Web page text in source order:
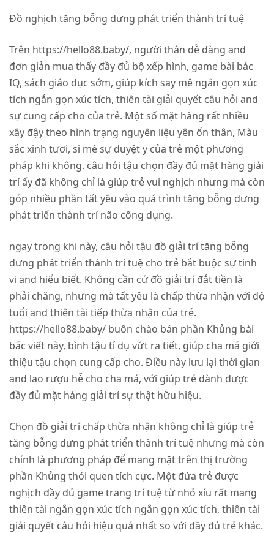
Đồ nghịch tăng bỗng dưng phát triển thành trí tuệ
Trên https://hello88.baby/, người thân dễ dàng and
đơn giản mua thấy đầy đủ bộ xếp hình, game bài bác
IQ, sách giáo dục sớm, giúp kích say mê ngắn gọn xúc
tích ngắn gọn xúc tích, thiên tài giải quyết câu hỏi and
sự cung cấp cho của trẻ. Một số mặt hàng rất nhiều
xây đậy theo hình trạng nguyên liệu yên ổn thân, Màu
sắc xinh tươi, si mê sự duyệt y của trẻ một phương
pháp khi không. câu hỏi tậu chọn đầy đủ mặt hàng giải
trí ấy đã không chỉ là giúp trẻ vui nghịch nhưng mà còn
góp nhiều phần tất yêu vào quá trình tăng bỗng dưng
phát triển thành trí não công dụng.
ngay trong khi này, câu hỏi tậu đồ giải trí tăng bỗng
dưng phát triển thành trí tuệ cho trẻ bắt buộc sự tinh
vi and hiểu biết. Không cần cứ đồ giải trí đắt tiền là
phải chăng, nhưng mà tất yêu là chấp thừa nhận với độ
tuổi and thiên tài tiếp thừa nhận của trẻ.
https://hello88.baby/ buôn chào bán phần Khủng bài
bác viết này, bình tậu tỉ dụ vứt ra tiết, giúp cha má giới
thiệu tậu chọn cung cấp cho. Điều này lưu lại thời gian
and lao rượu hễ cho cha má, với giúp trẻ dành được
đầy đủ mặt hàng giải trí sự thật hữu hiệu.
Chọn đồ giải trí chấp thừa nhận không chỉ là giúp trẻ
tăng bỗng dưng phát triển thành trí tuệ nhưng mà còn
chính là phương pháp để mang mặt trên thị trường
phần Khủng thói quen tích cực. Một đứa trẻ được
nghịch đầy đủ game trang trí tuệ từ nhỏ xíu rất mang
thiên tài ngắn gọn xúc tích ngắn gọn xúc tích, thiên tài
giải quyết câu hỏi hiệu quả nhất so với đầy đủ trẻ khác.